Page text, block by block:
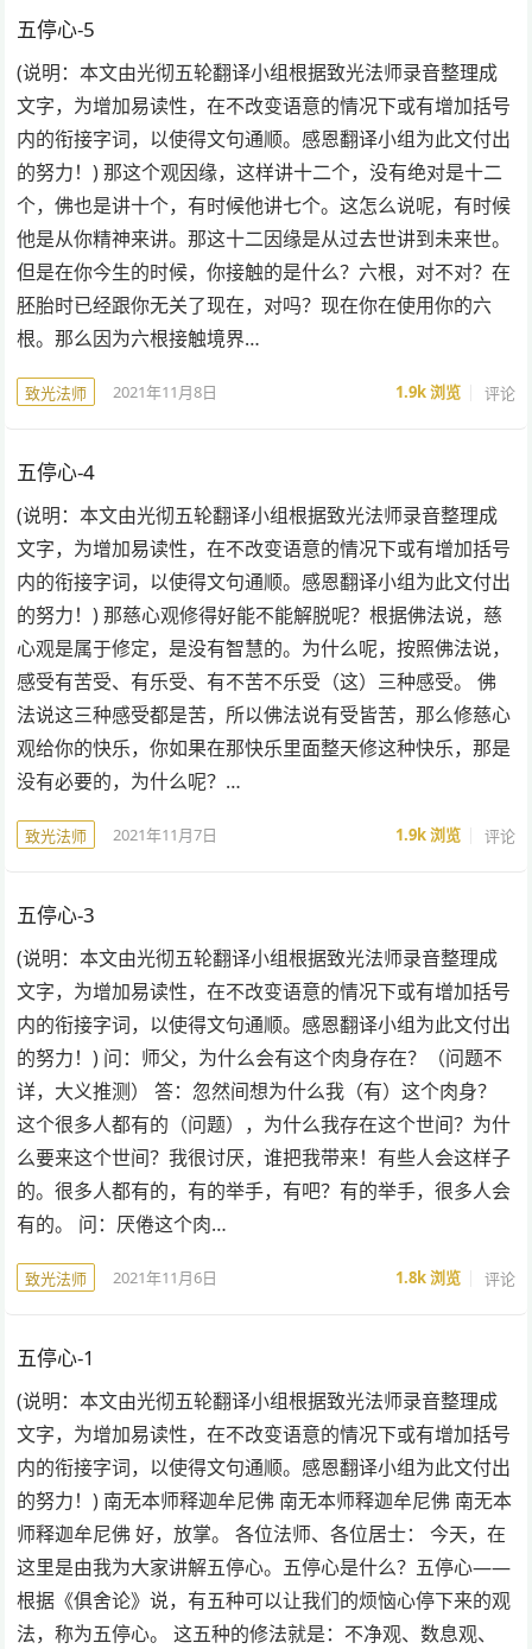
五停心-5
(说明：本文由光彻五轮翻译小组根据致光法师录音整理成
文字，为增加易读性，在不改变语意的情况下或有增加括号
内的衔接字词，以使得文句通顺。感恩翻译小组为此文付出
的努力！) 那这个观因缘，这样讲十二个，没有绝对是十二
个，佛也是讲十个，有时候他讲七个。这怎么说呢，有时候
他是从你精神来讲。那这十二因缘是从过去世讲到未来世。
但是在你今生的时候，你接触的是什么？六根，对不对？在
胚胎时已经跟你无关了现在，对吗？现在你在使用你的六
根。那么因为六根接触境界…
致光法师 2021年11月8日 1.9k浏览 评论
五停心-4
(说明：本文由光彻五轮翻译小组根据致光法师录音整理成
文字，为增加易读性，在不改变语意的情况下或有增加括号
内的衔接字词，以使得文句通顺。感恩翻译小组为此文付出
的努力！) 那慈心观修得好能不能解脱呢？根据佛法说，慈
心观是属于修定，是没有智慧的。为什么呢，按照佛法说，
感受有苦受、有乐受、有不苦不乐受（这）三种感受。 佛
法说这三种感受都是苦，所以佛法说有受皆苦，那么修慈心
观给你的快乐，你如果在那快乐里面整天修这种快乐，那是
没有必要的，为什么呢？…
致光法师 2021年11月7日 1.9k浏览 评论
五停心-3
(说明：本文由光彻五轮翻译小组根据致光法师录音整理成
文字，为增加易读性，在不改变语意的情况下或有增加括号
内的衔接字词，以使得文句通顺。感恩翻译小组为此文付出
的努力！) 问：师父，为什么会有这个肉身存在？（问题不
详，大义推测） 答：忽然间想为什么我（有）这个肉身？
这个很多人都有的（问题），为什么我存在这个世间？为什
么要来这个世间？我很讨厌，谁把我带来！有些人会这样子
的。很多人都有的，有的举手，有吧？有的举手，很多人会
有的。 问：厌倦这个肉…
致光法师 2021年11月6日 1.8k浏览 评论
五停心-1
(说明：本文由光彻五轮翻译小组根据致光法师录音整理成
文字，为增加易读性，在不改变语意的情况下或有增加括号
内的衔接字词，以使得文句通顺。感恩翻译小组为此文付出
的努力！) 南无本师释迦牟尼佛 南无本师释迦牟尼佛 南无本
师释迦牟尼佛 好，放掌。 各位法师、各位居士： 今天，在
这里是由我为大家讲解五停心。五停心是什么？五停心——
根据《俱舍论》说，有五种可以让我们的烦恼心停下来的观
法，称为五停心。 这五种的修法就是：不净观、数息观、